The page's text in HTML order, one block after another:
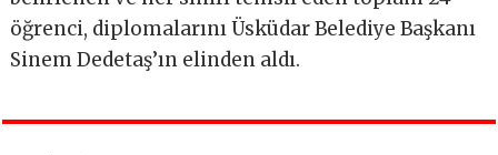
öğrenci, diplomalarını Üsküdar Belediye Başkanı
Sinem Dedetaş’ın elinden aldı.